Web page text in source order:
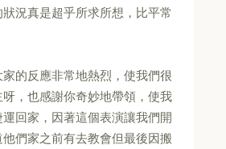
況真是超乎所求所想，比平常
的反應非常地熱烈，使我們很
，也感謝你奇妙地帶領，使我
回家，因著這個表演讓我們開
們家之前有去教會但最後因搬